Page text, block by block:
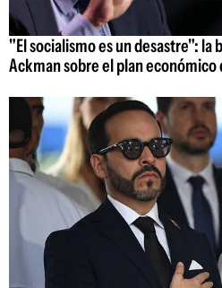
"El socialismo es un desastre": la
Ackman sobre el plan económico